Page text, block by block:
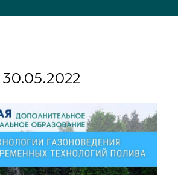
Награды